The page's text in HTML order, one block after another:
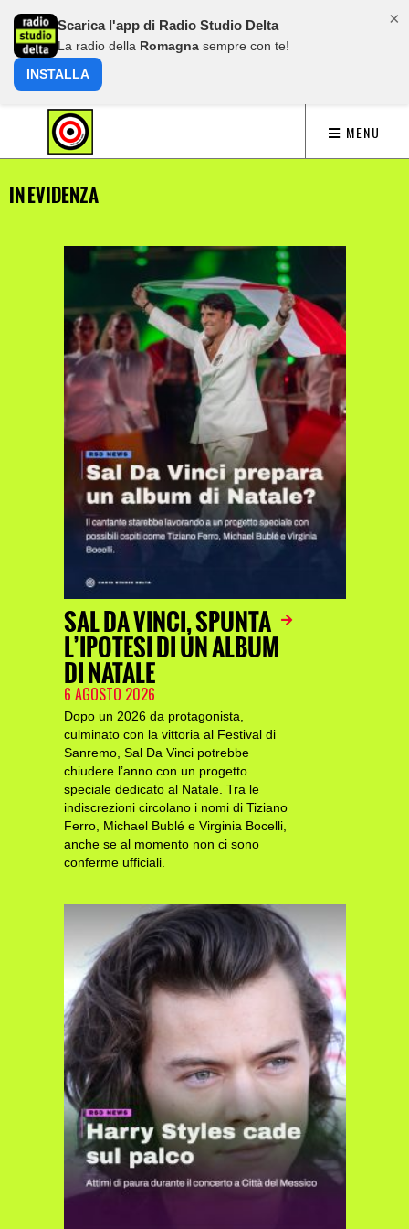
MENU
IN EVIDENZA
SAL DA VINCI, SPUNTA
L’IPOTESI DI UN ALBUM
DI NATALE
6 AGOSTO 2026
Dopo un 2026 da protagonista,
culminato con la vittoria al Festival di
Sanremo, Sal Da Vinci potrebbe
chiudere l’anno con un progetto
speciale dedicato al Natale. Tra le
indiscrezioni circolano i nomi di Tiziano
Ferro, Michael Bublé e Virginia Bocelli,
anche se al momento non ci sono
conferme ufficiali.
×
Scarica l'app di Radio Studio Delta
La radio della Romagna sempre con te!
INSTALLA